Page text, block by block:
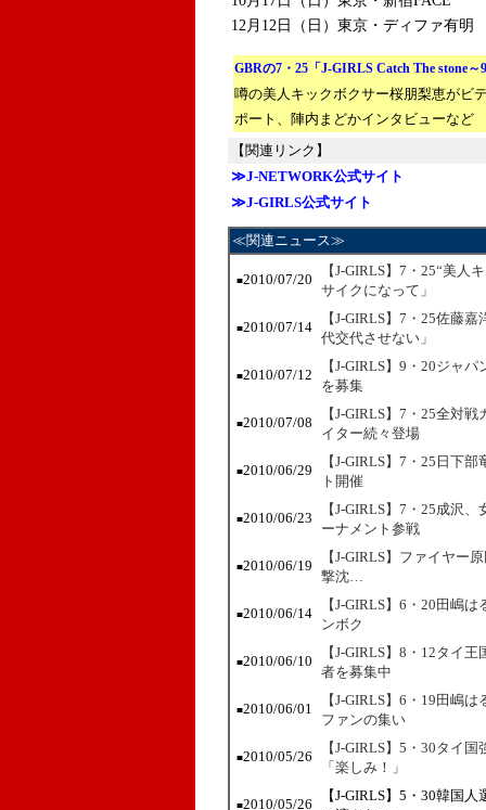
12月12日（日）東京・ディファ有明
GBRの7・25「J-GIRLS Catch The stone～
噂の美人キックボクサー桜朋梨恵がビ
ポート、陣内まどかインタビューなど
【関連リンク】
≫J-NETWORK公式サイト
≫J-GIRLS公式サイト
≪関連ニュース≫
■2010/07/20
【J-GIRLS】7・25“美人
サイクになって」
■2010/07/14
【J-GIRLS】7・25佐藤
代交代させない」
■2010/07/12
【J-GIRLS】9・20ジャ
を募集
■2010/07/08
【J-GIRLS】7・25全対
イター続々登場
■2010/06/29
【J-GIRLS】7・25日下
ト開催
■2010/06/23
【J-GIRLS】7・25成沢
ーナメント参戦
■2010/06/19
【J-GIRLS】ファイヤー
撃沈…
■2010/06/14
【J-GIRLS】6・20田嶋
ンボク
■2010/06/10
【J-GIRLS】8・12タイ
者を募集中
■2010/06/01
【J-GIRLS】6・19田嶋
ファンの集い
■2010/05/26
【J-GIRLS】5・30タイ
「楽しみ！」
■2010/05/26
【J-GIRLS】5・30韓国